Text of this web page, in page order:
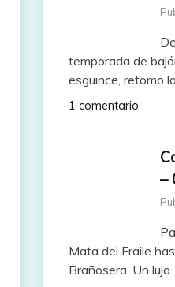
temporada de
esguince, retomo
1 comentario
–
Mata del Fraile
Brañosera. Un lujo